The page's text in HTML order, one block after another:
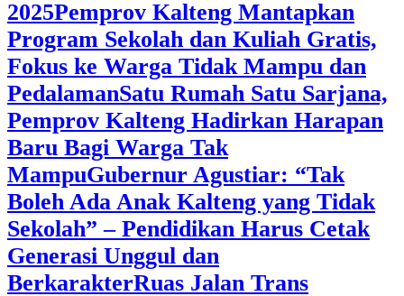
2025‎Pemprov Kalteng Mantapkan
Program Sekolah dan Kuliah Gratis,
Fokus ke Warga Tidak Mampu dan
Pedalaman‎Satu Rumah Satu Sarjana,
Pemprov Kalteng Hadirkan Harapan
Baru Bagi Warga Tak
Mampu‎Gubernur Agustiar: “Tak
Boleh Ada Anak Kalteng yang Tidak
Sekolah” – Pendidikan Harus Cetak
Generasi Unggul dan
BerkarakterRuas Jalan Trans